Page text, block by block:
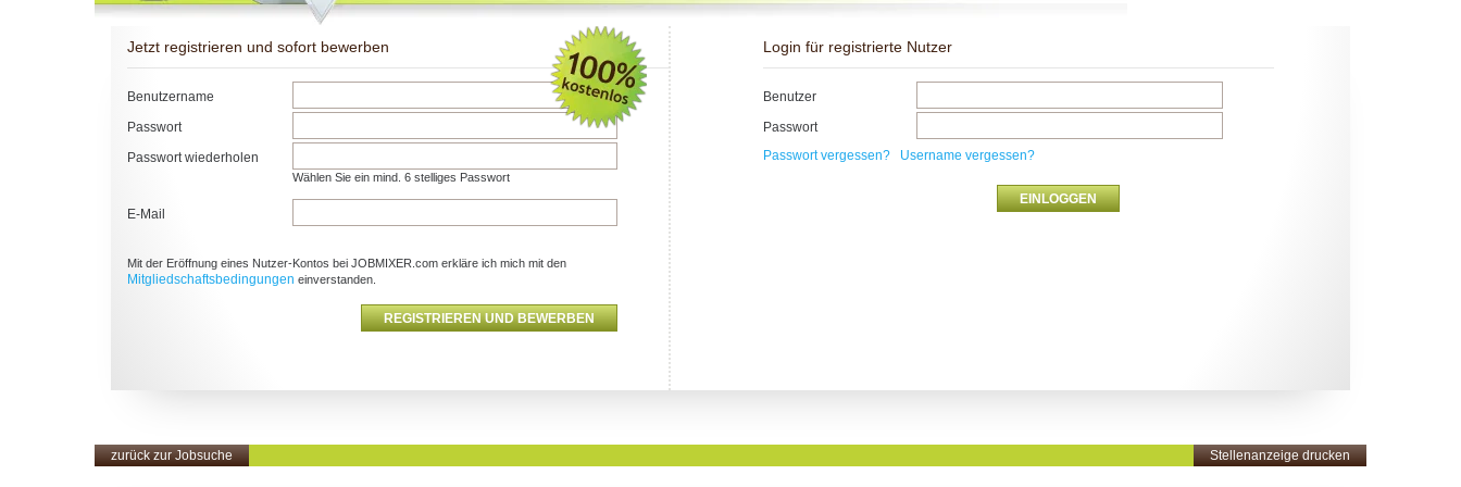
Jetzt registrieren und sofort bewerben
Benutzername
Passwort
Passwort wiederholen
Wählen Sie ein mind. 6 stelliges Passwort
E-Mail
Mit der Eröffnung eines Nutzer-Kontos bei JOBMIXER.com erkläre ich mich mit den
Mitgliedschaftsbedingungen einverstanden.
Login für registrierte Nutzer
Benutzer
Passwort
Passwort vergessen?
Username vergessen?
zurück zur Jobsuche Stellenanzeige drucken